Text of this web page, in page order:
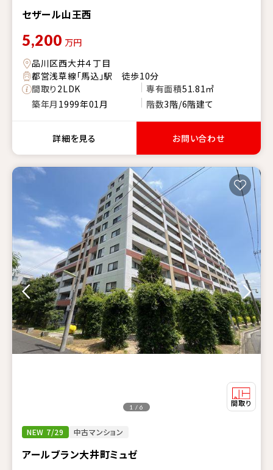
セザール山王西
5,200 万円
品川区西大井４丁目
都営浅草線「馬込」駅 徒歩10分
間取り2LDK 専有面積51.81㎡
築年月 1999年01月 階数3階/6階建て
詳細を見る お問い合わせ
NEW 7/29 中古マンション
アールブラン大井町ミュゼ
1 / 6